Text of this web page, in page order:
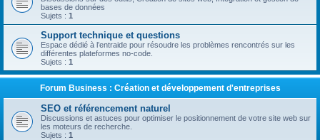
bases de données
Sujets : 1
Support technique et questions
Espace dédié à l’entraide pour résoudre les problèmes rencontrés sur les
différentes plateformes no-code.
Sujets : 1
Forum Business : Création et développement d'entreprises
SEO et référencement naturel
Discussions et astuces pour optimiser le positionnement de votre site web sur
les moteurs de recherche.
Sujets : 1